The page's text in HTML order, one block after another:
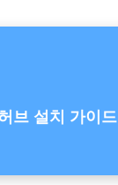
브 설치 가이드